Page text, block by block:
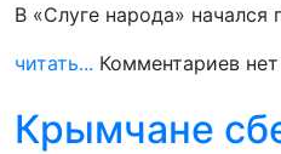
В «Слуге народа»
читать... Комментариев нет
Крымчане